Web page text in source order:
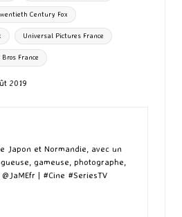
Century Fox
Universal Pictures France
France
2019
Japon et Normandie, avec un
gameuse, photographe,
| #Cine #SeriesTV